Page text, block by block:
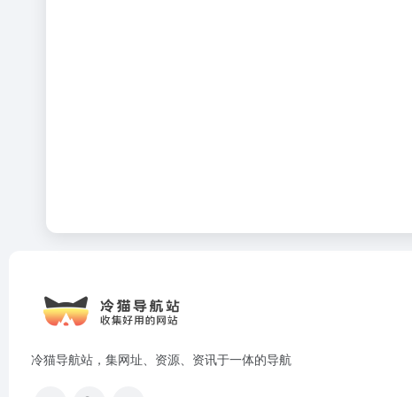
冷猫导航站，集网址、资源、资讯于一体的导航